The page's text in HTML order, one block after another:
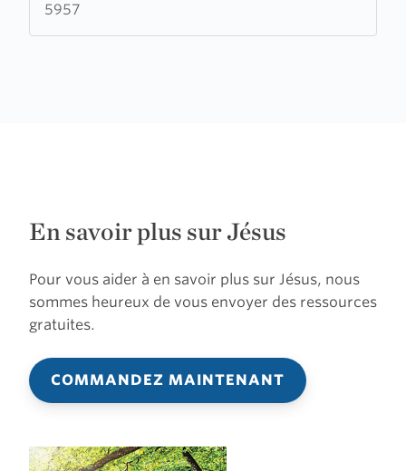
5957
En savoir plus sur Jésus
Pour vous aider à en savoir plus sur Jésus, nous
sommes heureux de vous envoyer des ressources
gratuites.
COMMANDEZ MAINTENANT